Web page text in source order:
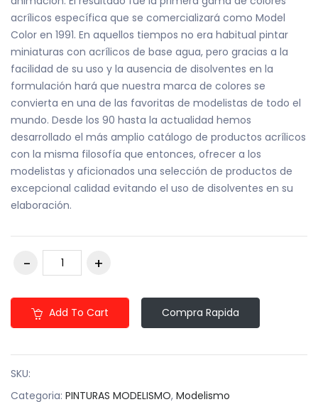
acrílicos específica que se comercializará como Model
Color en 1991. En aquellos tiempos no era habitual pintar
miniaturas con acrílicos de base agua, pero gracias a la
facilidad de su uso y la ausencia de disolventes en la
formulación hará que nuestra marca de colores se
convierta en una de las favoritas de modelistas de todo el
mundo. Desde los 90 hasta la actualidad hemos
desarrollado el más amplio catálogo de productos acrílicos
con la misma filosofía que entonces, ofrecer a los
modelistas y aficionados una selección de productos de
excepcional calidad evitando el uso de disolventes en su
elaboración.
Add To Cart Compra Rapida
SKU:
Categoria: PINTURAS MODELISMO, Modelismo